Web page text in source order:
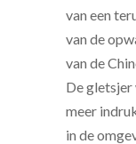
van een
van de
van de
De gletsjer
meer
in de